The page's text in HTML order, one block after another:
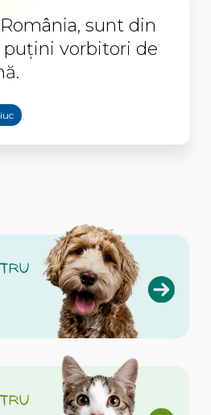
sunt din
puțini vorbitori de